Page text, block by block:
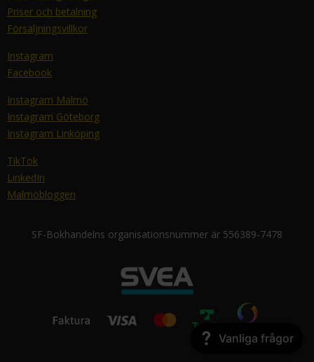
Priser och betalning
Försäljningsvillkor
Instagram
Facebook
Instagram Malmö
Instagram Göteborg
Instagram Linköping
TikTok
LinkedIn
Malmöbloggen
SF-Bokhandelns organisationsnummer är 556389-7478
Vanliga frågor